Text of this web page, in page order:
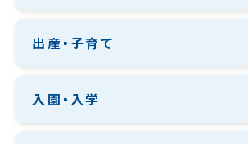
出産・子育て
入園・入学